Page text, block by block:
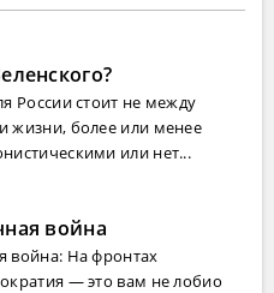
России стоит не между
жизни, более или менее
или нет...
война
война: На фронтах
— это вам не лобио